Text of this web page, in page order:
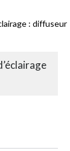
: diffuseur